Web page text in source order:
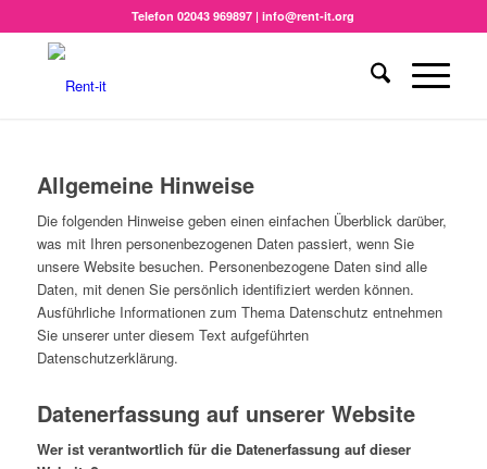
Telefon 02043 969897 | info@rent-it.org
Allgemeine Hinweise
Die folgenden Hinweise geben einen einfachen Überblick darüber,
was mit Ihren personenbezogenen Daten passiert, wenn Sie
unsere Website besuchen. Personenbezogene Daten sind alle
Daten, mit denen Sie persönlich identifiziert werden können.
Ausführliche Informationen zum Thema Datenschutz entnehmen
Sie unserer unter diesem Text aufgeführten
Datenschutzerklärung.
Datenerfassung auf unserer Website
Wer ist verantwortlich für die Datenerfassung auf dieser